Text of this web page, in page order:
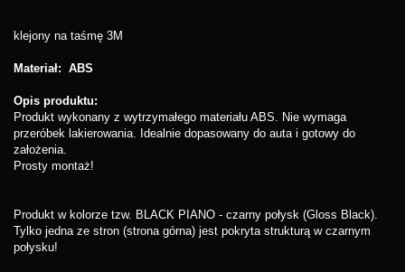
klejony na taśmę 3M
Materiał: ABS
Opis produktu:
Produkt wykonany z wytrzymałego materiału ABS. Nie wymaga
przeróbek lakierowania. Idealnie dopasowany do auta i gotowy do
założenia.
Prosty montaż!
Produkt w kolorze tzw. BLACK PIANO - czarny połysk (Gloss Black).
Tylko jedna ze stron (strona górna) jest pokryta strukturą w czarnym
połysku!